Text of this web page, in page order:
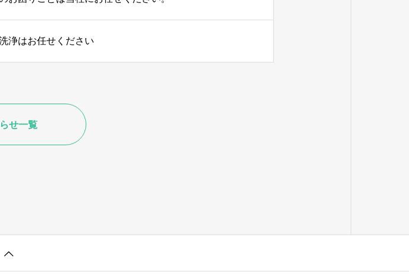
浄はお任せください
せ一覧